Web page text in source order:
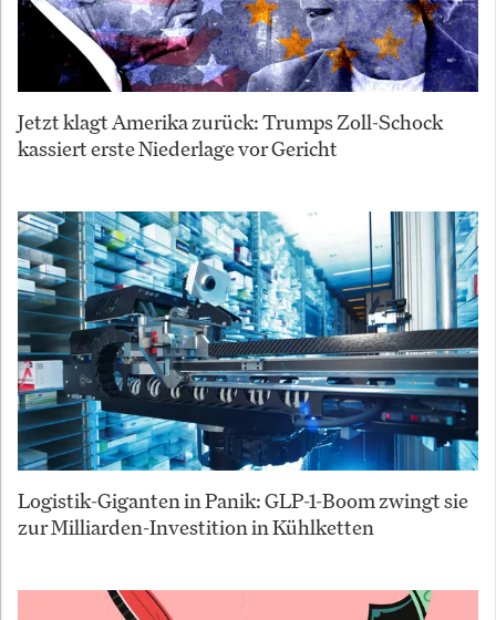
Jetzt klagt Amerika zurück: Trumps Zoll-Schock
kassiert erste Niederlage vor Gericht
Logistik-Giganten in Panik: GLP-1-Boom zwingt sie
zur Milliarden-Investition in Kühlketten